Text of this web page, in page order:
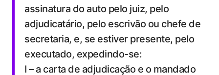
assinatura do auto pelo juiz, pelo
adjudicatário, pelo escrivão ou chefe de
secretaria, e, se estiver presente, pelo
executado, expedindo-se:
I – a carta de adjudicação e o mandado